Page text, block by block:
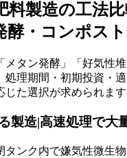
料製造の工法
酵・コンポス
メタン発酵」「好気性
処理期間・初期投資・
た選択が求められます
製造|高速処理で大
タンク内で嫌気性微生